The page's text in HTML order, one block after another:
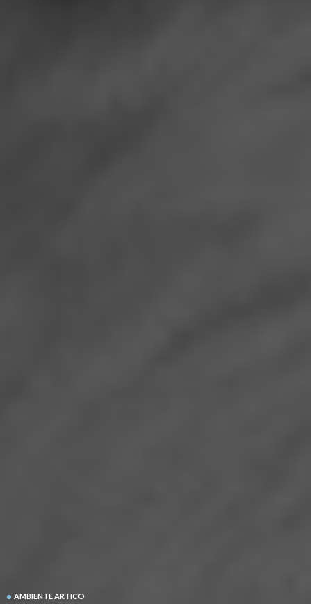
AMBIENTE ARTICO